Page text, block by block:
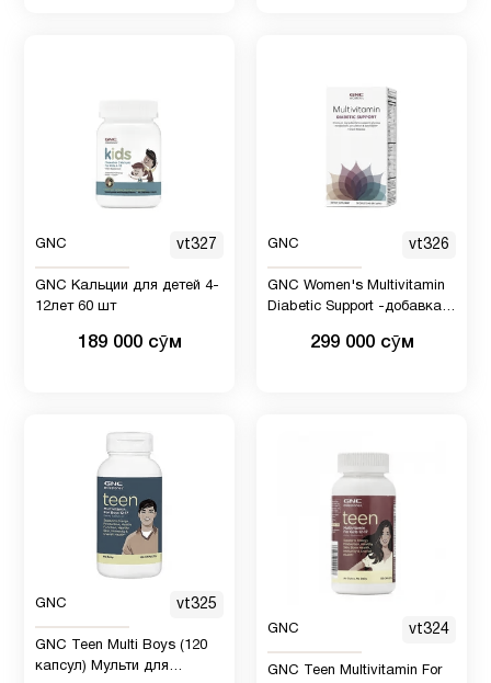
GNC vt327
GNC Кальции для детей 4-
12лет 60 шт
189 000 сӯм
GNC vt326
GNC Women's Multivitamin
Diabetic Support -добавка
диетических потребностей
299 000 сӯм
GNC vt325
GNC Teen Multi Boys (120
капсул) Мульти для
GNC vt324
GNC Teen Multivitamin For